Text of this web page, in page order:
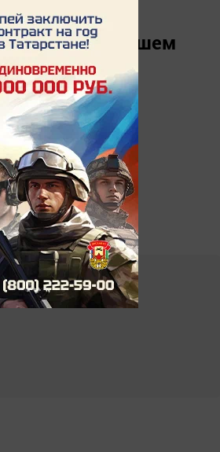
узнать в нашем
«Дзен».